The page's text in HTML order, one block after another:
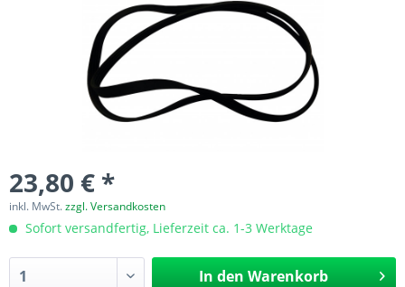
23,80 € *
inkl. MwSt.zzgl. Versandkosten
Sofort versandfertig, Lieferzeit ca. 1-3 Werktage
In den Warenkorb